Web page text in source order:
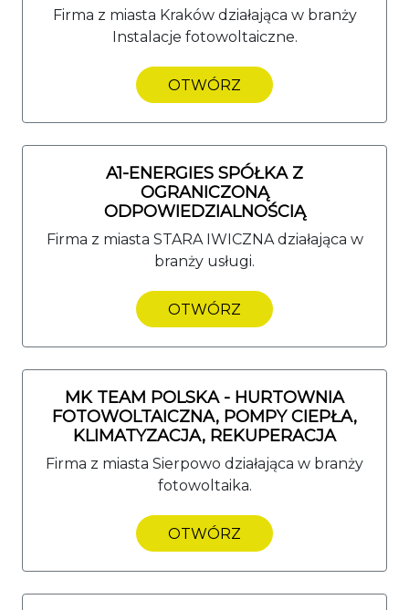
Firma z miasta Kraków działająca w branży
Instalacje fotowoltaiczne.
OTWÓRZ
A1-ENERGIES SPÓŁKA Z
OGRANICZONĄ
ODPOWIEDZIALNOŚCIĄ
Firma z miasta STARA IWICZNA działająca w
branży usługi.
OTWÓRZ
MK TEAM POLSKA - HURTOWNIA
FOTOWOLTAICZNA, POMPY CIEPŁA,
KLIMATYZACJA, REKUPERACJA
Firma z miasta Sierpowo działająca w branży
fotowoltaika.
OTWÓRZ